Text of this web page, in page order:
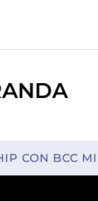
CON BCC